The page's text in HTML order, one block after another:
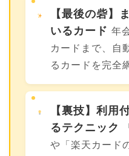
【最後の砦】
いるカード 年
カードまで、自
るカードを完全
【裏技】利用
るテクニック
や「楽天カード